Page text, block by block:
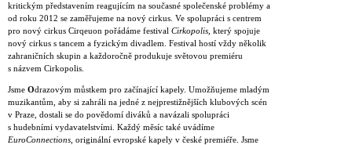
kritickým představením reagujícím na současné společenské problémy a
od roku 2012 se zaměřujeme na nový cirkus. Ve spolupráci s centrem
pro nový cirkus Cirqeuon pořádáme festival Cirkopolis , který spojuje
nový cirkus s tancem a fyzickým divadlem. Festival hostí vždy několik
zahraničních skupin a každoročně produkuje světovou premiéru
s názvem Cirkopolis.
Jsme Odrazovým můstkem pro začínající kapely. Umožňujeme mladým
muzikantům, aby si zahráli na jedné z nejprestižnějších klubových scén
v Praze, dostali se do povědomí diváků a navázali spolupráci
s hudebními vydavatelstvími. Každý měsíc také uvádíme
EuroConnections , originální evropské kapely v české premiéře. Jsme